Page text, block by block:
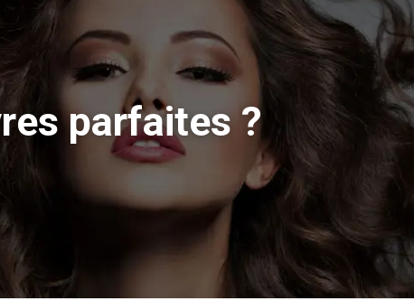
parfaites ?